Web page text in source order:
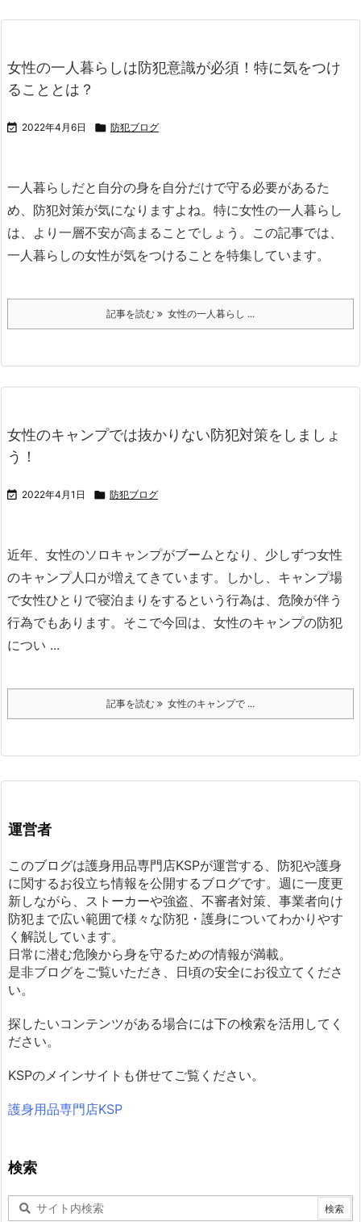
女性の一人暮らしは防犯意識が必須！特に気をつけ
ることとは？
 2022年4月6日  防犯ブログ
一人暮らしだと自分の身を自分だけで守る必要があるた
め、防犯対策が気になりますよね。 特に女性の一人暮らし
は、より一層不安が高まることでしょう。 この記事では、
一人暮らしの女性が気をつけることを特集しています。
記事を読む 女性の一人暮らし ...
女性のキャンプでは抜かりない防犯対策をしましょ
う！
 2022年4月1日  防犯ブログ
近年、女性のソロキャンプがブームとなり、少しずつ女性
のキャンプ人口が増えてきています。
しかし、キャンプ場
で女性ひとりで寝泊まりをするという行為は、危険が伴う
行為でもあります。 そこで今回は、女性のキャンプの防犯
につい ...
記事を読む 女性のキャンプで ...
運営者
このブログは護身用品専門店KSPが運営する、防犯や護身
に関するお役立ち情報を公開するブログです。週に一度更
新しながら、ストーカーや強盗、不審者対策、事業者向け
防犯まで広い範囲で様々な防犯・護身についてわかりやす
く解説しています。
日常に潜む危険から身を守るための情報が満載。
是非ブログをご覧いただき、日頃の安全にお役立てくださ
い。
探したいコンテンツがある場合には下の検索を活用してく
ださい。
KSPのメインサイトも併せてご覧ください。
護身用品専門店KSP
検索